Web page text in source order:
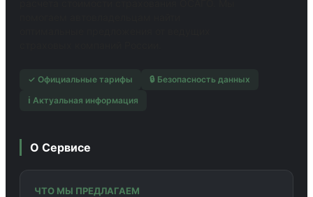
✓ Официальные тарифы
🔒 Безопасность данных
ℹ️ Актуальная информация
О Сервисе
ЧТО МЫ ПРЕДЛАГАЕМ